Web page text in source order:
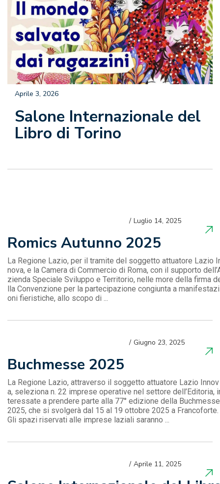
Salone Internazionale del
Libro di Torino
Aprile 3, 2026
Romics Autunno 2025
Luglio 14, 2025
La Regione Lazio, per il tramite del soggetto attuatore Lazio
nova, e la Camera di Commercio di Roma, con il supporto
zienda Speciale Sviluppo e Territorio, nelle more della firma
lla Convenzione per la partecipazione congiunta a manifestazi
oni fieristiche, allo scopo di ...
Buchmesse 2025
Giugno 23, 2025
La Regione Lazio, attraverso il soggetto attuatore Lazio Innov
a, seleziona n. 22 imprese operative nel settore dell’Editoria,
teressate a prendere parte alla 77° edizione della Buchmesse
2025, che si svolgerà dal 15 al 19 ottobre 2025 a Francoforte.
Gli spazi riservati alle imprese laziali saranno ...
Aprile 11, 2025